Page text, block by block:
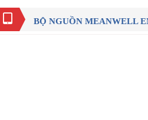
BỘ NGUỒN MEANWELL